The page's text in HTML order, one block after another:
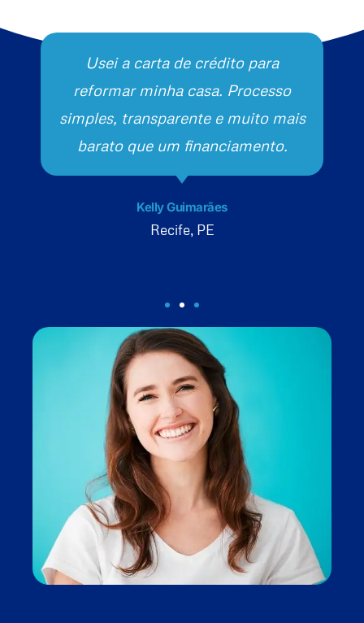
Usei a carta de crédito para
reformar minha casa. Processo
simples, transparente e muito mais
barato que um financiamento.
Kelly Guimarães
Recife, PE